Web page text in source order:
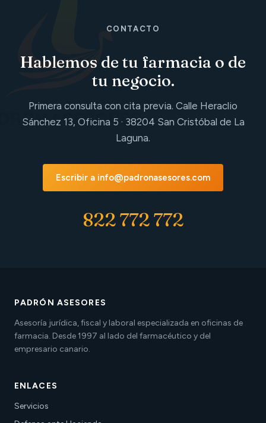
CONTACTO
Hablemos de tu farmacia o de
tu negocio.
Primera consulta con cita previa. Calle Heraclio
Sánchez 13, Oficina 5 · 38204 San Cristóbal de La
Laguna.
Escribir a info@padronasesores.com
822 772 772
PADRÓN ASESORES
Asesoría jurídica, fiscal y laboral especializada en oficinas de
farmacia. Desde 1997 al lado del farmacéutico y del
empresario canario.
ENLACES
Servicios